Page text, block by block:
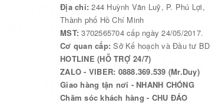
Địa chỉ:244 Huỳnh Văn Luỹ, P. Phú Lợi,
Thành phố Hồ Chí Minh
MST:3702565704 cấp ngày 24/05/2017.
Cơ quan cấp:Sở Kế hoạch và Đầu tư BD
HOTLINE (HỖ TRỢ 24/7)
ZALO - VIBER: 0888.369.539 (Mr.Duy)
Giao hàng tận nơi - NHANH CHÓNG
Chăm sóc khách hàng - CHU ĐÁO